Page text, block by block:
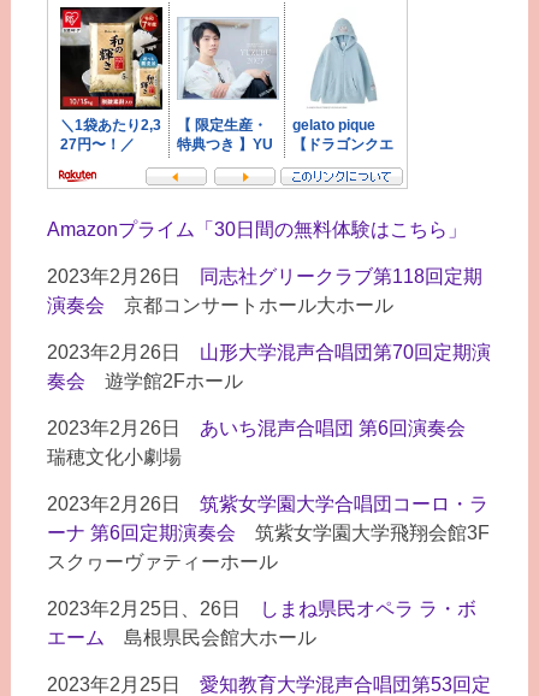
Amazonプライム「30日間の無料体験はこちら」
2023年2月26日
同志社グリークラブ第118回定期
演奏会 京都コンサートホール大ホール
2023年2月26日 山形大学混声合唱団第70回定期演
奏会 遊学館2Fホール
2023年2月26日 あいち混声合唱団 第6回演奏会
瑞穂文化小劇場
2023年2月26日 筑紫女学園大学合唱団コーロ・ラ
ーナ 第6回定期演奏会 筑紫女学園大学飛翔会館3F
スクヮーヴァティーホール
2023年2月25日、26日
しまね県民オペラ ラ・ボ
エーム
島根県民会館大ホール
2023年2月25日 愛知教育大学混声合唱団第53回定